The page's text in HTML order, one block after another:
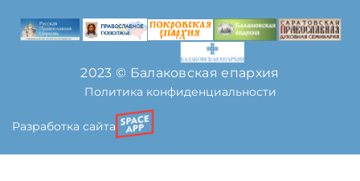
2023 © Балаковская епархия
Политика конфиденциальности
Разработка сайта